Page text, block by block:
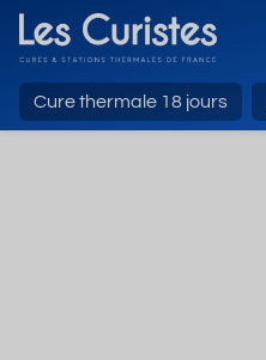
Cure thermale 18 jours